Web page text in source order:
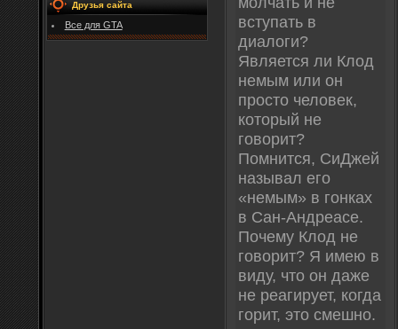
Друзья сайта
Все для GTA
вступать в
диалоги?
Является ли Клод
немым или он
просто человек,
который не
говорит?
Помнится, СиДжей
называл его
«немым» в гонках
в Сан-Андреасе.
Почему Клод не
говорит? Я имею в
виду, что он даже
не реагирует, когда
горит, это смешно.